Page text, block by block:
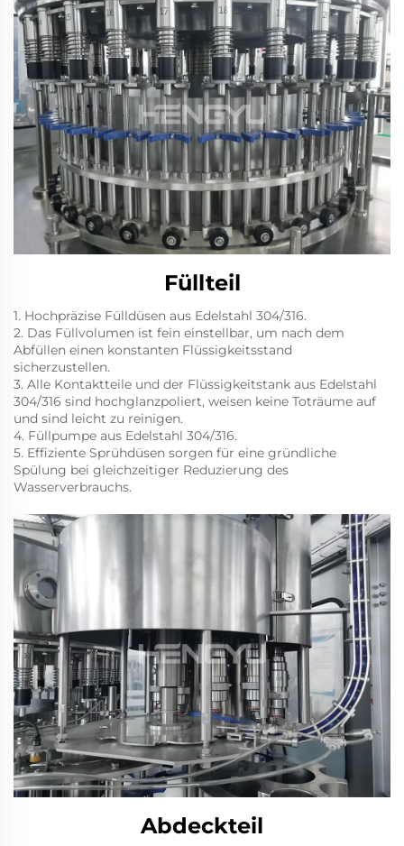
Füllteil
1. Hochpräzise Fülldüsen aus Edelstahl 304/316.
2. Das Füllvolumen ist fein einstellbar, um nach dem
Abfüllen einen konstanten Flüssigkeitsstand
sicherzustellen.
3. Alle Kontaktteile und der Flüssigkeitstank aus Edelstahl
304/316 sind hochglanzpoliert, weisen keine Toträume auf
und sind leicht zu reinigen.
4. Füllpumpe aus Edelstahl 304/316.
5. Effiziente Sprühdüsen sorgen für eine gründliche
Spülung bei gleichzeitiger Reduzierung des
Wasserverbrauchs.
Abdeckteil